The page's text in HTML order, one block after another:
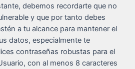
debemos recordarte que no
y que por tanto debes
a tu alcance para mantener el
datos, especialmente te
contraseñas robustas para el
con al menos 8 caracteres